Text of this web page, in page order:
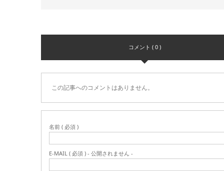
コメント ( 0 )
この記事へのコメントはありません。
名前 ( 必須 )
E-MAIL ( 必須 ) - 公開されません -